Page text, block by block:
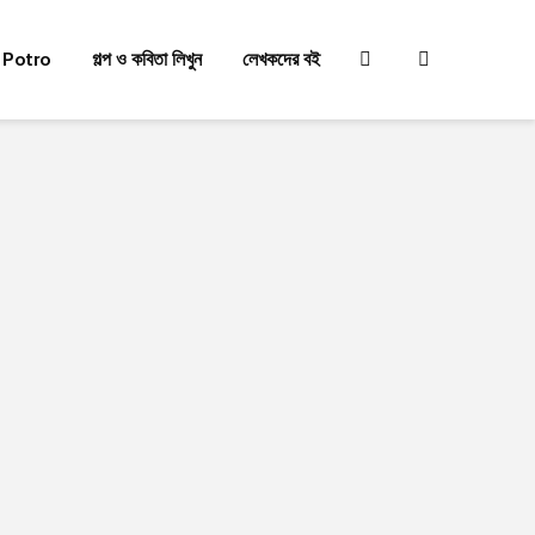
গল্প ও কবিতা লিখুন লেখকদের বই